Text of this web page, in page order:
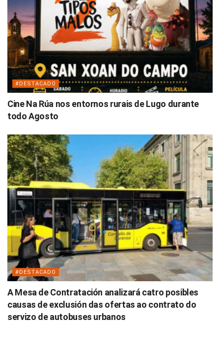
#DESTACADO
Cine Na Rúa nos entornos rurais de Lugo durante
todo Agosto
#DESTACADO
A Mesa de Contratación analizará catro posibles
causas de exclusión das ofertas ao contrato do
servizo de autobuses urbanos